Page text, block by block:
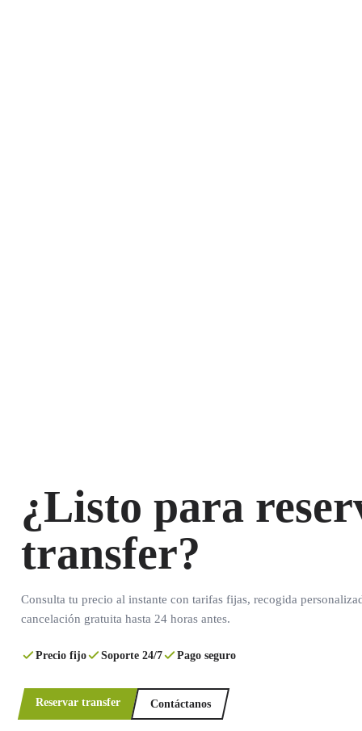
¿Listo para
transfer?
Consulta tu precio al instante con tarifas fijas, recogida
cancelación gratuita hasta 24 horas antes.
Precio fijo Soporte 24/7 Pago seguro
Reservar transfer Contáctanos